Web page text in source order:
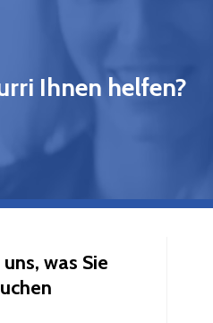
Ihnen helfen?
was Sie